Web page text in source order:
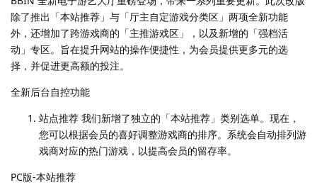
除了推出「本站推荐」与「厅主自定游戏分类区」两项全新功能
外，还增加了跨游戏商的「主推游戏区」，以及新增的「强档活
动」专区。旨在提升网站的操作便捷性，为会员提供更多元的选
择，并促进更高额的投注。
全新后台自控功能
站点推荐 我们新增了独立的「本站推荐」类别选单。现在，
您可以根据会员的喜好调整游戏商的排序。系统会自动排列游
戏商对应的热门游戏，以提高会员的留存率。
PC版-本站推荐